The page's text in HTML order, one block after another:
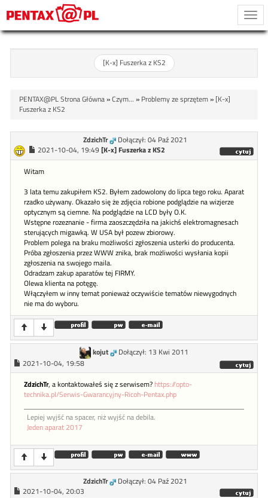
[K-x] Fuszerka z KS2
PENTAX@PL Strona Główna»Czym... » Problemy ze sprzętem» [K-x]
Fuszerka z KS2
ZdzichTr
Dołączył: 04 Paź 2021
2021-10-04, 19:49 [K-x] Fuszerka z KS2
Witam
3 lata temu zakupiłem KS2. Byłem zadowolony do lipca tego roku. Aparat
rzadko używany. Okazało się że zdjęcia robione podglądzie na wizjerze
optycznym są ciemne. Na podglądzie na LCD były O.K.
Wstępne rozeznanie - firma zaoszczędziła na jakichś elektromagnesach
sterujących migawką. W USA był pozew zbiorowy.
Problem polega na braku możliwości zgłoszenia usterki do producenta.
Próba zgłoszenia przez WWW znika, brak możliwości wysłania kopii
zgłoszenia na swojego maila.
Odradzam zakup aparatów tej FIRMY.
Olewa klienta na potęgę.
Włączyłem w inny temat ponieważ oczywiście tematów niewygodnych
nie ma do wyboru.
kojut
Dołączył: 13 Kwi 2011
2021-10-04, 19:58
ZdzichTr, a kontaktowałeś się z serwisem? https://opto-
technika.pl/Serwis-Gwarancyjny-Ricoh-Pentax.php
Lepiej wyjść na spacer, niż wyjść na debila.
Jeden aparat 2017
ZdzichTr
Dołączył: 04 Paź 2021
2021-10-04, 20:03